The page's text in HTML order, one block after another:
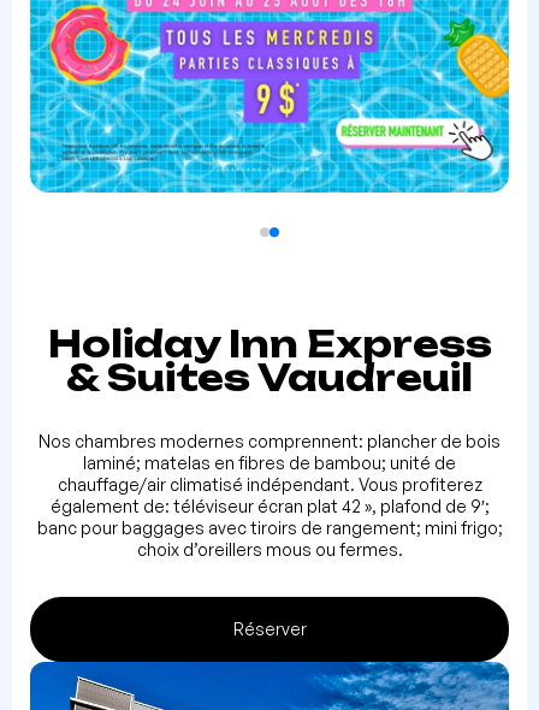
Holiday Inn Express
& Suites Vaudreuil
Nos chambres modernes comprennent: plancher de bois
laminé; matelas en fibres de bambou; unité de
chauffage/air climatisé indépendant. Vous profiterez
également de: téléviseur écran plat 42 », plafond de 9′;
banc pour baggages avec tiroirs de rangement; mini frigo;
choix d’oreillers mous ou fermes.
Réserver